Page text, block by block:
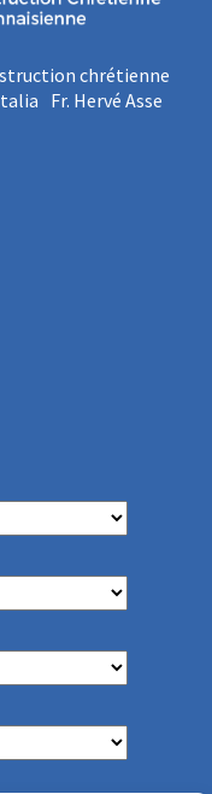
chrétienne
Fr. Hervé Asse